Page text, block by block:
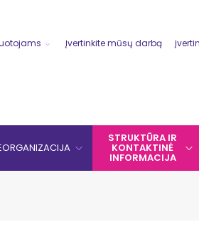
Įvertinkite mūsų darbą
STRUKTŪRA IR
KONTAKTINĖ
INFORMACIJA